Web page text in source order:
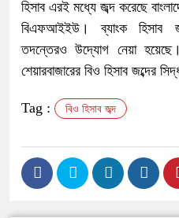
হিসাব এরই মধ্যে জব্দ করেছে
বিএফআইইউ। ব্যাংক হিসাব
তদন্তেরও উদ্যোগ নেয়া
শেয়ারবাজারের বিও হিসাব জব্দের
Tag : বিও হিসাব জব্দ